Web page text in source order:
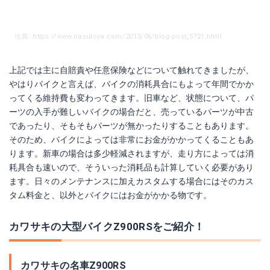
出典: https://www.irasutoya.com/2013/06/blog-post_5721.html
上記では主に自賠責や任意保険などについて触れてきましたが、
やはりバイクと言えば、バイクの消耗具合にもよって年間でかか
ってくる維持費も変わってきます。旧車など、状態について、パ
ーツの入手が難しいバイクの場合だと、売っているパーツが中古
であったり、そもそもパーツが無かったりすることもあります。
そのため、バイクによっては非常にお金がかかってくることもあ
ります。新車の場合は多少軽減されますが、走り方によっては消
耗具合も速いので、そういった消耗品も計算していく必要があり
ます。日々のメンテナンスに加えカスタムする場合にはそのカス
タム料金と、以外とバイクにはお金がかかる物です。
カワサキの大型バイクZ900RSをご紹介！
カワサキの名車Z900RS